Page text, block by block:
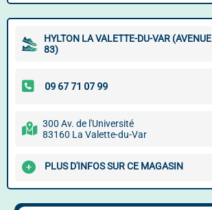
HYLTON LA VALETTE-DU-VAR (AVENUE
83)
300 Av. de l'Université
83160 La Valette-du-Var
PLUS D'INFOS SUR CE MAGASIN